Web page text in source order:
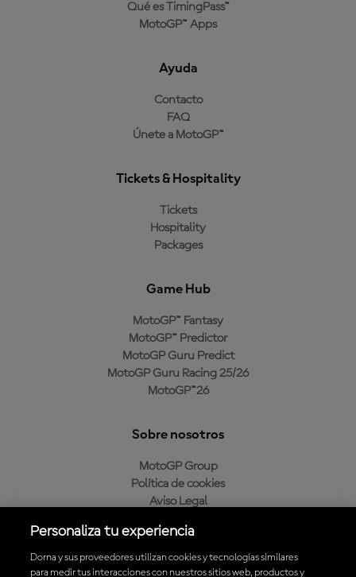
Qué es TimingPass™
MotoGP™ Apps
Ayuda
Contacto
FAQ
Únete a MotoGP™
Tickets & Hospitality
Tickets
Hospitality
Packages
Game Hub
MotoGP™ Fantasy
MotoGP™ Predictor
MotoGP Guru Predict
MotoGP Guru Racing 25/26
MotoGP™26
Sobre nosotros
MotoGP Group
Política de cookies
Aviso Legal
Política de compra
Personaliza tu experiencia
Dorna y sus proveedores utilizan cookies y tecnologías similares
para medir tus interacciones con nuestros sitios web, productos y